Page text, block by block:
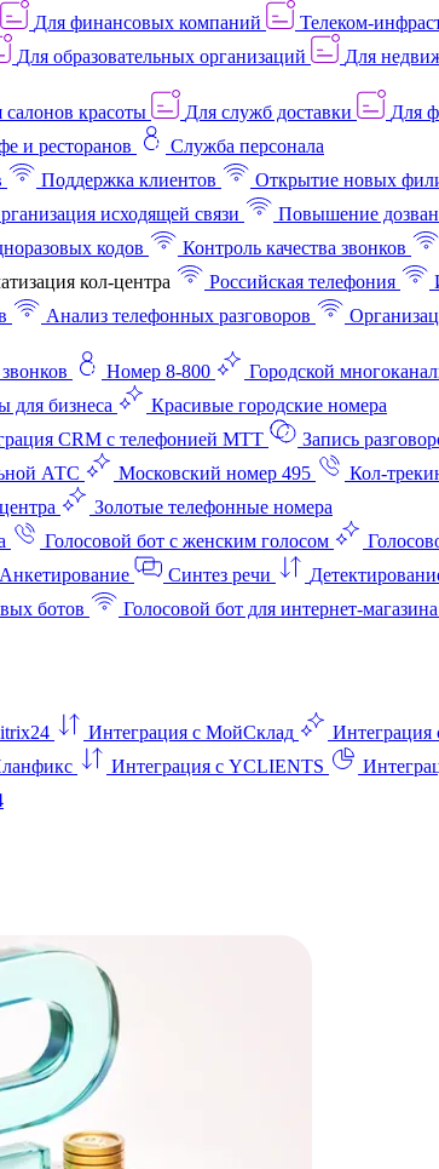
Для финансовых компаний Телеком-
Для образовательных организаций Для
салонов красоты Для служб доставки Для
и ресторанов
Служба персонала
Поддержка клиентов Открытие новых
исходящей связи Повышение
кодов Контроль качества звонков
кол-центра Российская телефония
Анализ телефонных разговоров
Номер 8-800 Городской
для бизнеса
Красивые городские номера
CRM с телефонией МТТ Запись
АТС Московский номер 495 Кол-
Золотые телефонные номера
Голосовой бот с женским голосом
Синтез речи
ботов Голосовой бот для интернет‑магазина
Интеграция с МойСклад Интеграция
Интеграция с YCLIENTS